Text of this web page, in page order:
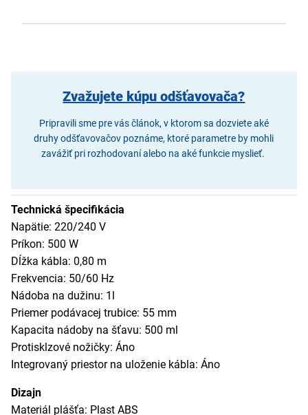
Zvažujete kúpu odšťavovača?
Pripravili sme pre vás článok, v ktorom sa dozviete aké
druhy odšťavovačov poznáme, ktoré parametre by mohli
zavážiť pri rozhodovaní alebo na aké funkcie myslieť.
Technická špecifikácia
Napätie: 220/240 V
Príkon: 500 W
Dĺžka kábla: 0,80 m
Frekvencia: 50/60 Hz
Nádoba na dužinu: 1l
Priemer podávacej trubice: 55 mm
Kapacita nádoby na šťavu: 500 ml
Protisklzové nožičky: Áno
Integrovaný priestor na uloženie kábla: Áno
Dizajn
Materiál plášťa: Plast ABS